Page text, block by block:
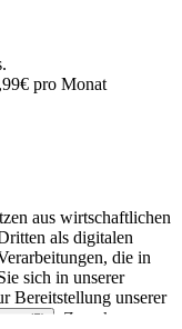
pro Monat
aus wirtschaftlichen
als digitalen
die in
sich in unserer
Bereitstellung unserer
(5)
. Zwecke: